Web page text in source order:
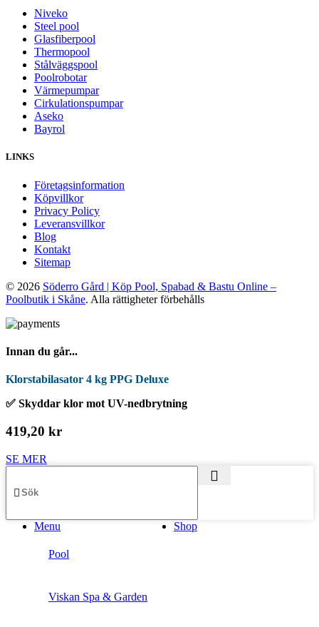
Niveko
Steel pool
Glasfiberpool
Thermopool
Stålväggspool
Poolrobotar
Värmepumpar
Cirkulationspumpar
Aseko
Bayrol
LINKS
Företagsinformation
Köpvillkor
Privacy Policy
Leveransvillkor
Blog
Kontakt
Sitemap
© 2026 Söderro Gård | Köp Pool, Spabad & Bastu Online –
Poolbutik i Skåne. Alla rättigheter förbehålls
Innan du går...
Klorstabilasator 4 kg PPG Deluxe
✅ Skyddar klor mot UV-nedbrytning
419,20 kr
SE MER
Menu Shop
Pool
Viskan Spa & Garden